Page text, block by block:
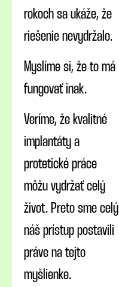
rokoch sa ukáže, že
riešenie nevydržalo.
Myslíme si, že to má
fungovať inak.
Veríme, že kvalitné
implantáty a
protetické práce
môžu vydržať celý
život. Preto sme celý
náš prístup postavili
práve na tejto
myšlienke.